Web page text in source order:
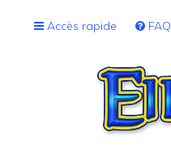
Accès rapide FAQ